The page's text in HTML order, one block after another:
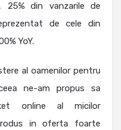
25% din vanzarile de
de cele din
YoY.
al oamenilor pentru
ne-am propus sa
online al micilor
in oferta foarte